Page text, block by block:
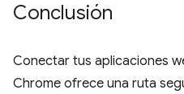
Conclusión
Conectar tus aplicaciones
Chrome ofrece una ruta